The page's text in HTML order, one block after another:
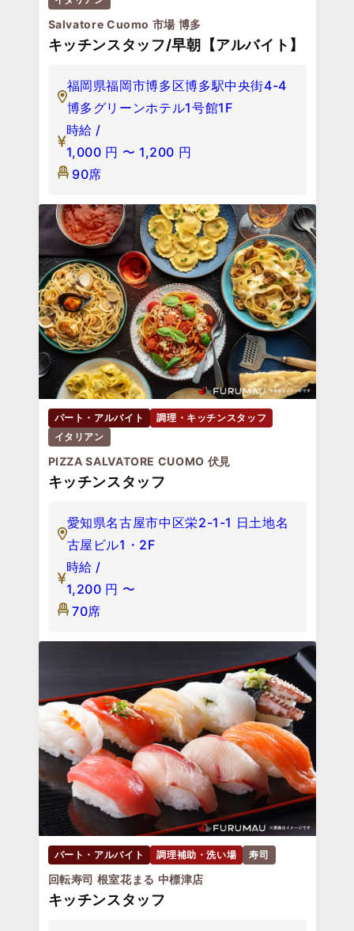
Salvatore Cuomo 市場 博多
キッチンスタッフ/早朝【アルバイト】
福岡県福岡市博多区博多駅中央街4-4
博多グリーンホテル1号館1F
時給 /
1,000 円 〜 1,200 円
90席
パート・アルバイト
調理・キッチンスタッフ
イタリアン
PIZZA SALVATORE CUOMO 伏見
キッチンスタッフ
愛知県名古屋市中区栄2-1-1 日土地名
古屋ビル1・2F
時給 /
1,200 円 〜
70席
パート・アルバイト 調理補助・洗い場 寿司
回転寿司 根室花まる 中標津店
キッチンスタッフ